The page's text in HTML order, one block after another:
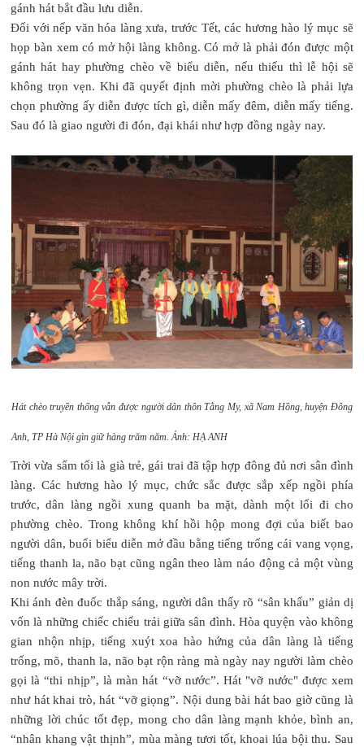
gánh hát bắt đầu lưu diễn.
Đối với nếp văn hóa làng xưa, trước Tết, các hương hào lý mục sẽ
họp bàn xem có mở hội làng không. Có mở là phải đón được một
gánh hát hay phường chèo về biểu diễn, nếu thiếu thì lễ hội sẽ
không trọn vẹn. Khi đã quyết định mời phường chèo là phải lựa
chọn phường ấy diễn được tích gì, diễn mấy đêm, diễn mấy tiếng.
Sau đó là giao người đi đón, đại khái như hợp đồng ngày nay.
Hát chèo truyền thống vẫn được người dân thôn Tằng My, xã Nam Hồng, huyện Đông
Anh, TP Hà Nội gìn giữ hàng trăm năm.Ảnh: HẠ ANH
Trời vừa sẩm tối là già trẻ, gái trai đã tập hợp đông đủ nơi sân đình
làng. Các hương hào lý mục, chức sắc được sắp xếp ngồi phía
trước, dân làng ngồi xung quanh ba mặt, dành một lối đi cho
phường chèo. Trong không khí hồi hộp mong đợi của biết bao
người dân, buổi biểu diễn mở đầu bằng tiếng trống cái vang vọng,
tiếng thanh la, não bạt cũng ngân theo làm náo động cả một vùng
non nước mây trời.
Khi ánh đèn đuốc thắp sáng, người dân thấy rõ “sân khấu” giản dị
vốn là những chiếc chiếu trải giữa sân đình. Hòa quyện vào không
gian nhộn nhịp, tiếng xuýt xoa hào hứng của dân làng là tiếng
trống, mõ, thanh la, não bạt rộn ràng mà ngày nay người làm chèo
gọi là “thi nhịp”, là màn hát “vỡ nước”. Hát "vỡ nước" được xem
như hát khai trò, hát “vỡ giọng”. Nội dung bài hát bao giờ cũng là
những lời chúc tốt đẹp, mong cho dân làng mạnh khỏe, bình an,
“nhân khang vật thịnh”, mùa màng tươi tốt, khoai lúa bội thu. Sau